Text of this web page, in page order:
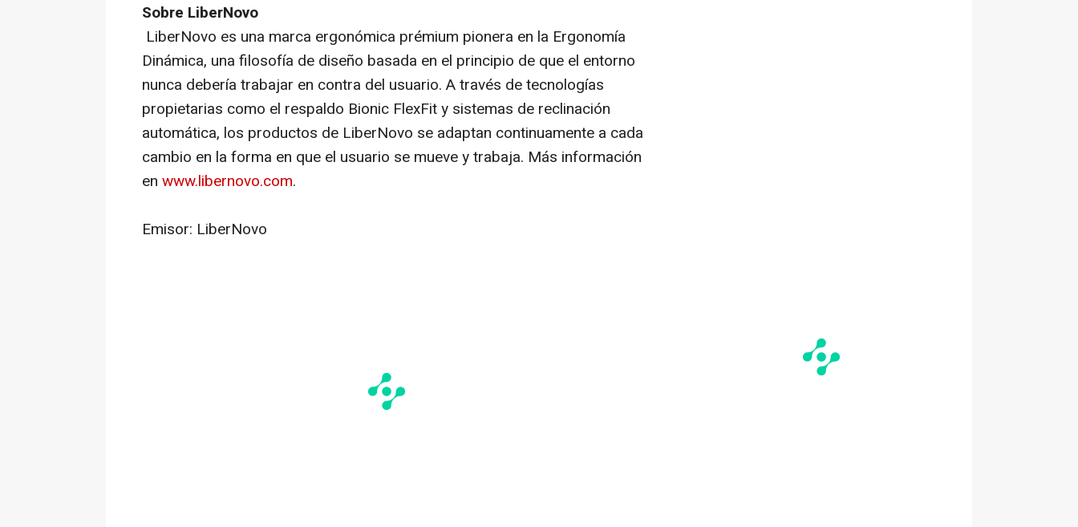
Sobre LiberNovo
LiberNovo es una marca ergonómica prémium pionera en la Ergonomía
Dinámica, una filosofía de diseño basada en el principio de que el entorno
nunca debería trabajar en contra del usuario. A través de tecnologías
propietarias como el respaldo Bionic FlexFit y sistemas de reclinación
automática, los productos de LiberNovo se adaptan continuamente a cada
cambio en la forma en que el usuario se mueve y trabaja. Más información
en www.libernovo.com.
Emisor: LiberNovo